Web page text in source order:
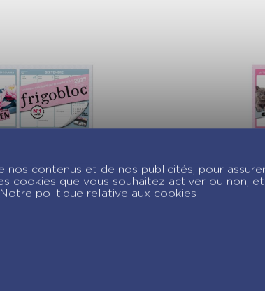
Frigobloc
Zen
contenus et de nos publicités, pour
cookies que vous souhaitez activer ou non,
politique relative aux cookies